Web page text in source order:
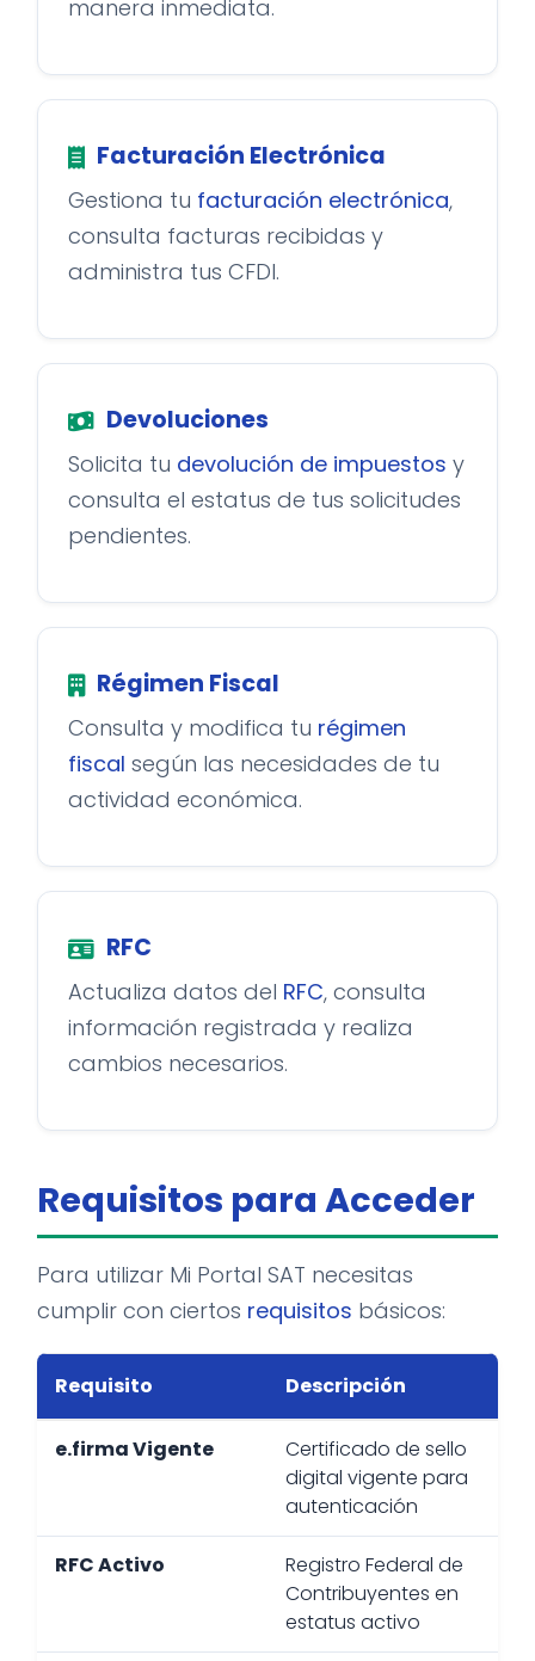
manera inmediata.
Facturación Electrónica
Gestiona tu facturación electrónica,
consulta facturas recibidas y
administra tus CFDI.
Devoluciones
Solicita tu devolución de impuestos y
consulta el estatus de tus solicitudes
pendientes.
Régimen Fiscal
Consulta y modifica tu régimen
fiscal según las necesidades de tu
actividad económica.
RFC
Actualiza datos del RFC, consulta
información registrada y realiza
cambios necesarios.
Requisitos para Acceder
Para utilizar Mi Portal SAT necesitas
cumplir con ciertos requisitos básicos:
Requisito Descripción
e.firma Vigente
Certificado de sello
digital vigente para
autenticación
RFC Activo
Registro Federal de
Contribuyentes en
estatus activo